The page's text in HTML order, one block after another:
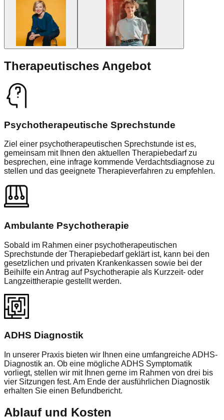
Therapeutisches Angebot
Psychotherapeutische Sprechstunde
Ziel einer psychotherapeutischen Sprechstunde ist es,
gemeinsam mit Ihnen den aktuellen Therapiebedarf zu
besprechen, eine infrage kommende Verdachtsdiagnose zu
stellen und das geeignete Therapieverfahren zu empfehlen.
Ambulante Psychotherapie
Sobald im Rahmen einer psychotherapeutischen
Sprechstunde der Therapiebedarf geklärt ist, kann bei den
gesetzlichen und privaten Krankenkassen sowie bei der
Beihilfe ein Antrag auf Psychotherapie als Kurzzeit- oder
Langzeittherapie gestellt werden.
ADHS Diagnostik
In unserer Praxis bieten wir Ihnen eine umfangreiche ADHS-
Diagnostik an. Ob eine mögliche ADHS Symptomatik
vorliegt, stellen wir mit Ihnen gerne im Rahmen von drei bis
vier Sitzungen fest. Am Ende der ausführlichen Diagnostik
erhalten Sie einen Befundbericht.
Ablauf und Kosten